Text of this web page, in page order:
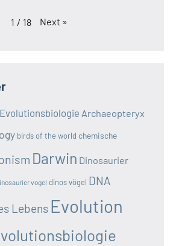
1 / 18 Next »
Evolutionsbiologie Archaeopteryx
birds of the world chemische
Darwin Dinosaurier
vogel dinos vögel DNA
Lebens Evolution